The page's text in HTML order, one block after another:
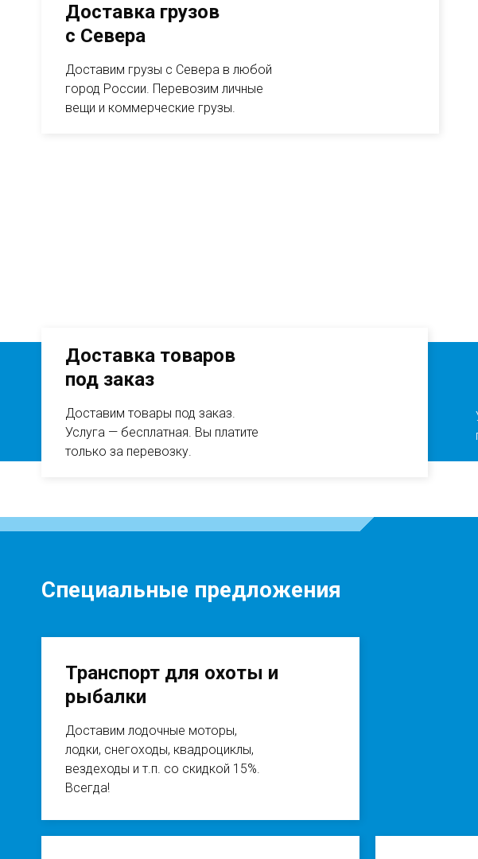
Доставка грузов
с Севера
Доставим грузы с Севера в любой
город России. Перевозим личные
вещи и коммерческие грузы.
Доставка товаров
под заказ
Доставим товары под заказ.
Услуга — бесплатная. Вы платите
только за перевозку.
Специальные предложения
Транспорт для охоты и
рыбалки
Доставим лодочные моторы,
лодки, снегоходы, квадроциклы,
вездеходы и т.п. со скидкой 15%.
Всегда!